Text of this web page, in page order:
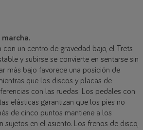
marcha.
un centro de gravedad bajo, el Trets
y subirse se convierte en sentarse sin
más bajo favorece una posición de
que los discos y placas de
con las ruedas. Los pedales con
elásticas garantizan que los pies no
de cinco puntos mantiene a los
sujetos en el asiento. Los frenos de disco,